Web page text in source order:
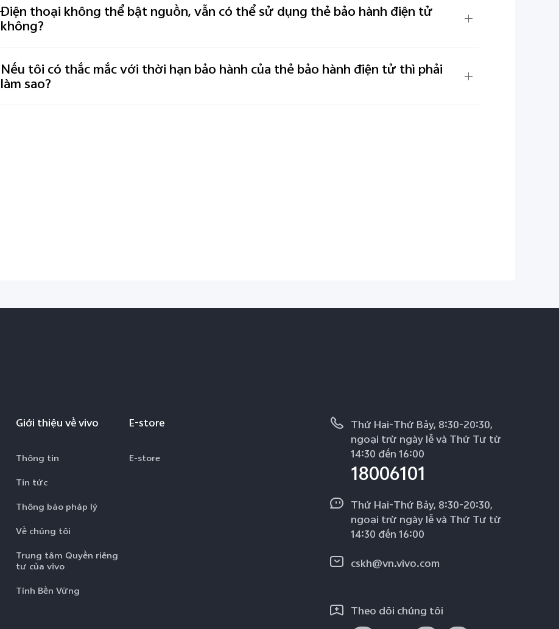
Điện thoại không thể bật nguồn, vẫn có thể sử dụng thẻ bảo hành điện tử
không?
Nếu tôi có thắc mắc với thời hạn bảo hành của thẻ bảo hành điện tử thì phải
làm sao?
Giới thiệu về vivo
Thông tin
Tin tức
Thông báo pháp lý
Về chúng tôi
Trung tâm Quyền riêng
tư của vivo
Tính Bền Vững
E-store
E-store
Thứ Hai-Thứ Bảy, 8:30-20:30,
ngoại trừ ngày lễ và Thứ Tư từ
14:30 đến 16:00
18006101
Thứ Hai-Thứ Bảy, 8:30-20:30,
ngoại trừ ngày lễ và Thứ Tư từ
14:30 đến 16:00
cskh@vn.vivo.com
Theo dõi chúng tôi